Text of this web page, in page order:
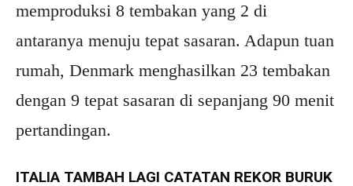
memproduksi 8 tembakan yang 2 di
antaranya menuju tepat sasaran. Adapun tuan
rumah, Denmark menghasilkan 23 tembakan
dengan 9 tepat sasaran di sepanjang 90 menit
pertandingan.
ITALIA TAMBAH LAGI CATATAN REKOR BURUK